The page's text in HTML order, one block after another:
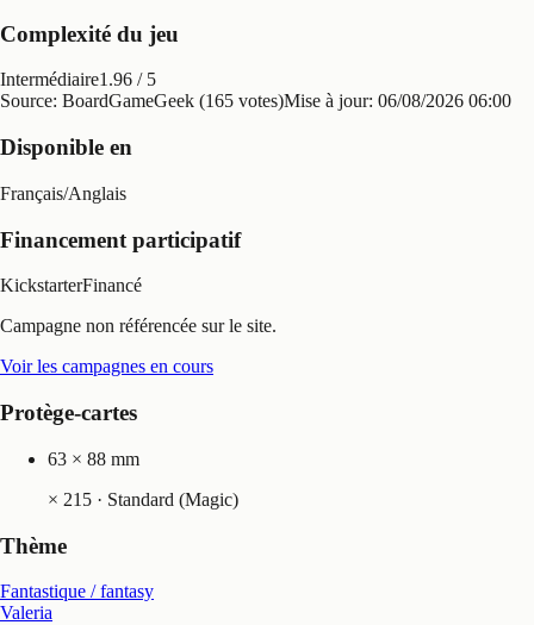
Complexité du jeu
Intermédiaire1.96 / 5
Source: BoardGameGeek (165 votes)Mise à jour: 06/08/2026 06:00
Disponible en
Français/Anglais
Financement participatif
KickstarterFinancé
Campagne non référencée sur le site.
Voir les campagnes en cours
Protège-cartes
63 × 88 mm
× 215 · Standard (Magic)
Thème
Fantastique / fantasy
Valeria